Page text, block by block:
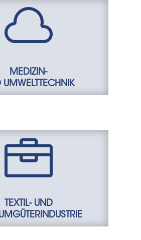

MEDIZIN-
UMWELTTECHNIK

TEXTIL- UND